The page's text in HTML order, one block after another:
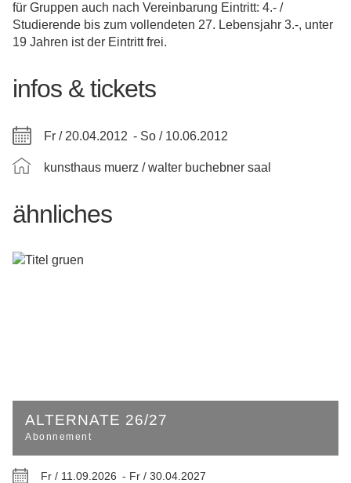
für Gruppen auch nach Vereinbarung Eintritt: 4.- /
Studierende bis zum vollendeten 27. Lebensjahr 3.-, unter
19 Jahren ist der Eintritt frei.
infos & tickets
Fr / 20.04.2012 - So / 10.06.2012
kunsthaus muerz / walter buchebner saal
ähnliches
ALTERNATE 26/27
Abonnement
Fr / 11.09.2026 - Fr / 30.04.2027